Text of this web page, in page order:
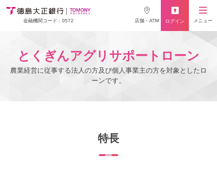
金融機関コード：0572 店舗・ATM ログイン メニュー
とくぎんアグリサポートローン
農業経営に従事する法人の方及び個人事業主の方を対象としたロ
ーンです。
特長